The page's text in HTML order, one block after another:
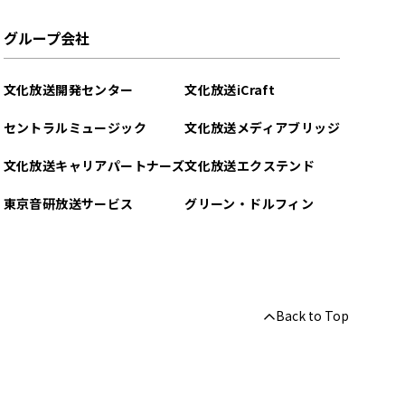
グループ会社
文化放送開発センター
セントラルミュージック
文化放送キャリアパートナーズ
東京音研放送サービス
文化放送iCraft
文化放送メディアブリッジ
文化放送エクステンド
グリーン・ドルフィン
Back to Top